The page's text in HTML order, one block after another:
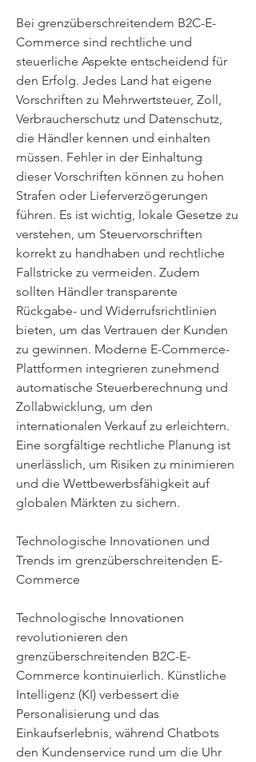
Bei grenzüberschreitendem B2C-E-
Commerce sind rechtliche und
steuerliche Aspekte entscheidend für
den Erfolg. Jedes Land hat eigene
Vorschriften zu Mehrwertsteuer, Zoll,
Verbraucherschutz und Datenschutz,
die Händler kennen und einhalten
müssen. Fehler in der Einhaltung
dieser Vorschriften können zu hohen
Strafen oder Lieferverzögerungen
führen. Es ist wichtig, lokale Gesetze zu
verstehen, um Steuervorschriften
korrekt zu handhaben und rechtliche
Fallstricke zu vermeiden. Zudem
sollten Händler transparente
Rückgabe- und Widerrufsrichtlinien
bieten, um das Vertrauen der Kunden
zu gewinnen. Moderne E-Commerce-
Plattformen integrieren zunehmend
automatische Steuerberechnung und
Zollabwicklung, um den
internationalen Verkauf zu erleichtern.
Eine sorgfältige rechtliche Planung ist
unerlässlich, um Risiken zu minimieren
und die Wettbewerbsfähigkeit auf
globalen Märkten zu sichern.
Technologische Innovationen und
Trends im grenzüberschreitenden E-
Commerce
Technologische Innovationen
revolutionieren den
grenzüberschreitenden B2C-E-
Commerce kontinuierlich. Künstliche
Intelligenz (KI) verbessert die
Personalisierung und das
Einkaufserlebnis, während Chatbots
den Kundenservice rund um die Uhr